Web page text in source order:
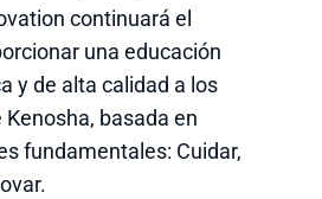
continuará el
una educación
y de alta calidad a los
basada en
fundamentales: Cuidar,